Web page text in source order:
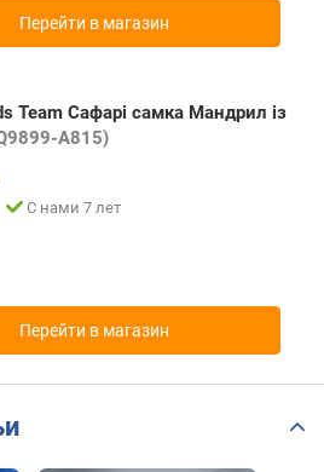
Перейти в магазин
Team Сафарі самка Мандрил із
A815)
С нами 7 лет
Перейти в магазин